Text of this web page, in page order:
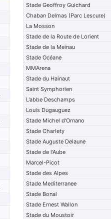
Stade Geoffroy Guichard
Chaban Delmas (Parc Lescure)
La Mosson
Stade de la Route de Lorient
Stade de la Meinau
Stade Océane
MMArena
Stade du Hainaut
Saint Symphorien
L'abbe Deschamps
Louis Dugauguez
Stade Michel d'Ornano
Stade Charlety
Stade Auguste Delaune
Stade de l'Aube
Marcel-Picot
Stade des Alpes
Stade Mediterranee
Stade Bonal
Stade Ernest Wallon
Stade du Moustoir